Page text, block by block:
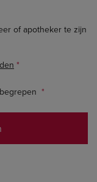
of apotheker te zijn